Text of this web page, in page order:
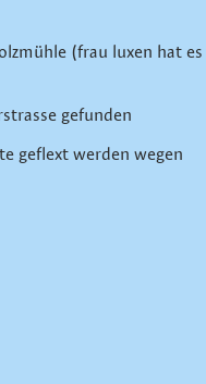
(frau luxen hat es
gefunden
geflext werden wegen